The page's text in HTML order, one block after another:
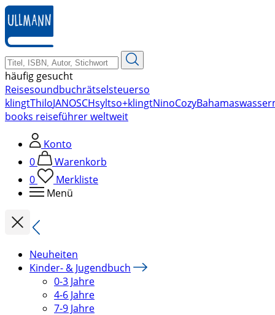
zum
Hauptinhalt
springen
häufig gesucht
Reisesoundbuchrätselsteuerso
klingtThiloJANOSCHsyltso+klingtNinoCozyBahamas
books reiseführer weltweit
Konto
0
Warenkorb
0
Merkliste
Menü
Neuheiten
Kinder- & Jugendbuch
0-3 Jahre
4-6 Jahre
7-9 Jahre